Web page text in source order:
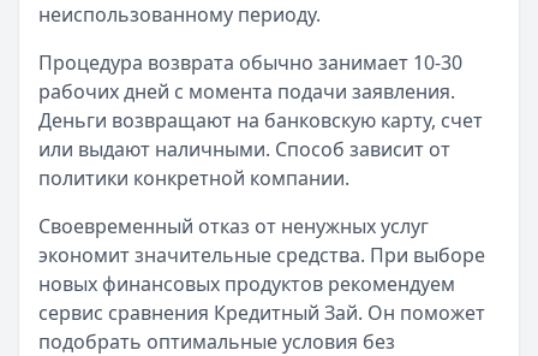
неиспользованному периоду.
Процедура возврата обычно занимает 10-30
рабочих дней с момента подачи заявления.
Деньги возвращают на банковскую карту, счет
или выдают наличными. Способ зависит от
политики конкретной компании.
Своевременный отказ от ненужных услуг
экономит значительные средства. При выборе
новых финансовых продуктов рекомендуем
сервис сравнения Кредитный Зай. Он поможет
подобрать оптимальные условия без